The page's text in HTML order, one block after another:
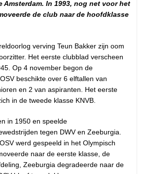
Amsterdam. In 1993, nog net voor het
de club naar de hoofdklasse
verving Teun Bakker zijn oom
Het eerste clubblad verscheen
Op 4 november begon de
beschikte over 6 elftallen van
en 2 van aspiranten. Het eerste
in de tweede klasse KNVB.
in 1950 en speelde
tegen DWV en Zeeburgia.
werd gespeeld in het Olympisch
naar de eerste klasse, de
Zeeburgia degradeerde naar de